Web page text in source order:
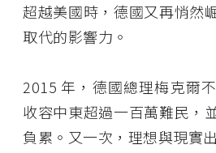
超越美國時，德國又再悄然
取代的影響力。
2015 年，德國總理梅克爾
收容中東超過一百萬難民，
負累。又一次，理想與現實